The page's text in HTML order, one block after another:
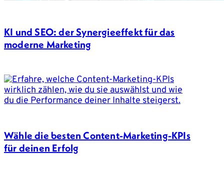
KI und SEO: der Synergieeffekt für das
moderne Marketing
Wähle die besten Content-Marketing-KPIs
für deinen Erfolg